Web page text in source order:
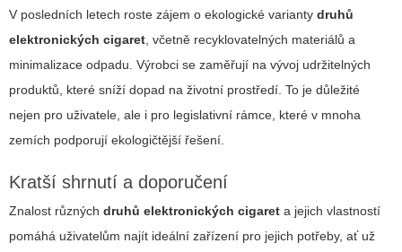
V posledních letech roste zájem o ekologické varianty druhů
elektronických cigaret , včetně recyklovatelných materiálů a
minimalizace odpadu. Výrobci se zaměřují na vývoj udržitelných
produktů, které sníží dopad na životní prostředí. To je důležité
nejen pro uživatele, ale i pro legislativní rámce, které v mnoha
zemích podporují ekologičtější řešení.
Kratší shrnutí a doporučení
Znalost různých druhů elektronických cigaret a jejich vlastností
pomáhá uživatelům najít ideální zařízení pro jejich potřeby, ať už